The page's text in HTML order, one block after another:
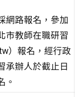
網路報名，參加
市教師在職研習
）報名，經行政
承辦人於截止日
。